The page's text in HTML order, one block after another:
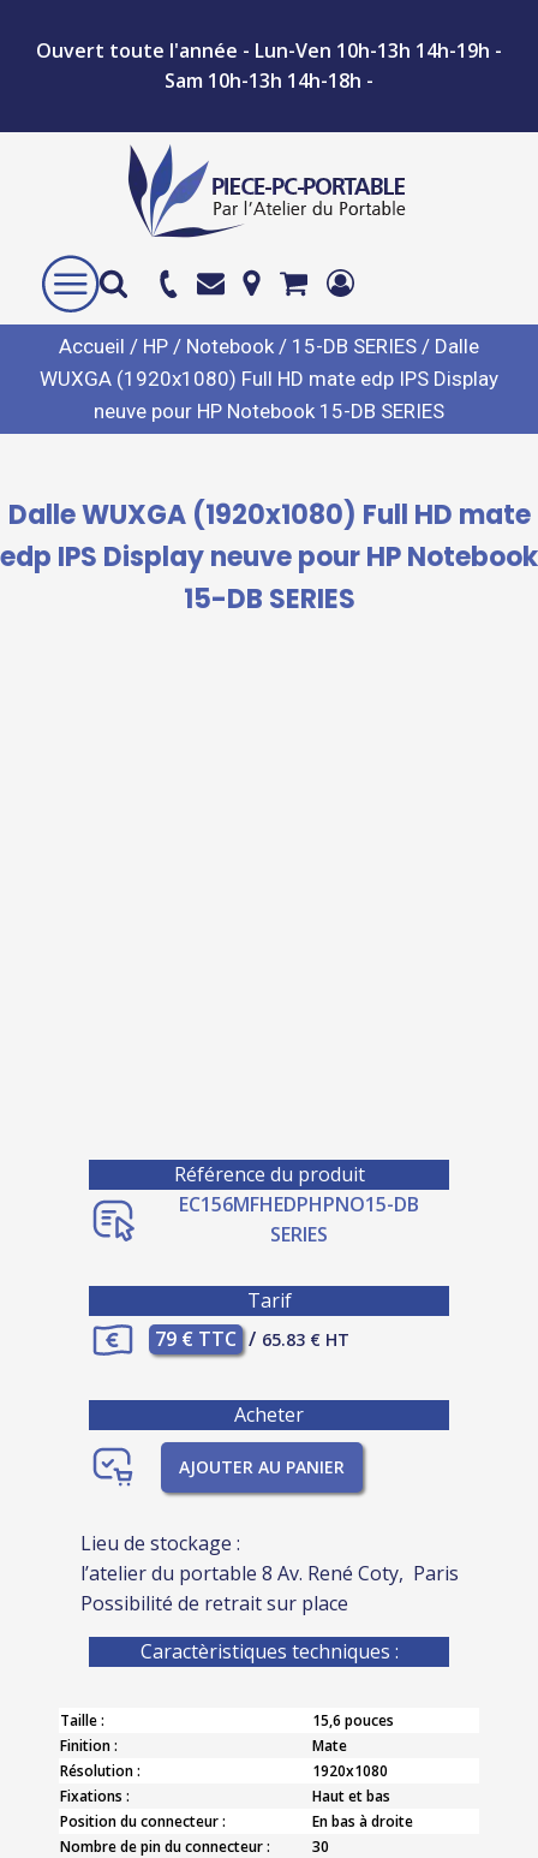
Ouvert toute l'année - Lun-Ven 10h-13h 14h-19h -
Sam 10h-13h 14h-18h -
Accueil / HP / Notebook / 15-DB SERIES / Dalle
WUXGA (1920x1080) Full HD mate edp IPS Display
neuve pour HP Notebook 15-DB SERIES
Dalle WUXGA (1920x1080) Full HD mate
edp IPS Display neuve pour HP Notebook
15-DB SERIES
Référence du produit
EC156MFHEDPHPNO15-DB
SERIES
Tarif
79 € TTC / 65.83 € HT
Acheter
AJOUTER AU PANIER
Lieu de stockage :
l’atelier du portable 8 Av. René Coty, Paris
Possibilité de retrait sur place
Caractèristiques techniques :
Taille :
15,6 pouces
Finition :
Mate
Résolution :
1920x1080
Fixations :
Haut et bas
Position du connecteur :
En bas à droite
Nombre de pin du connecteur :
30